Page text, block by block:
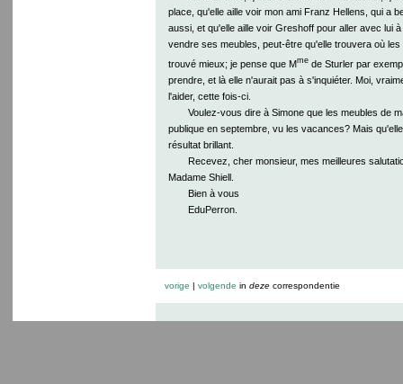
place, qu'elle aille voir mon ami Franz Hellens, qui a
aussi, et qu'elle aille voir Greshoff pour aller avec lui à
vendre ses meubles, peut-être qu'elle trouvera où
trouvé mieux; je pense que Mmede Sturler par
prendre, et là elle n'aurait pas à s'inquiéter. Moi,
l'aider, cette fois-ci.
Voulez-vous dire à Simone que les meubles de
publique en septembre, vu les vacances? Mais
résultat brillant.
Recevez, cher monsieur, mes meilleures
Madame Shiell.
Bien à vous
EduPerron.
vorige | volgende in dezecorrespondentie